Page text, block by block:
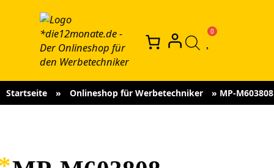
Startseite » Onlineshop für Werbetechniker » MP-M603808